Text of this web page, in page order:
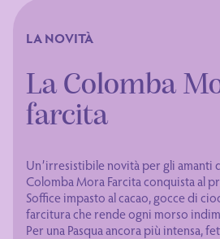
LA NOVITÀ
La Colomba
farcita
Un’irresistibile novità per gli amanti
Colomba Mora Farcita conquista al
Soffice impasto al cacao, gocce di
farcitura che rende ogni morso
Per una Pasqua ancora più intensa,